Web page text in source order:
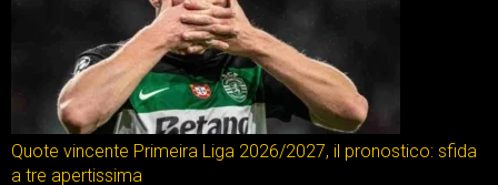
Quote vincente Primeira Liga 2026/2027, il pronostico: sfida
a tre apertissima